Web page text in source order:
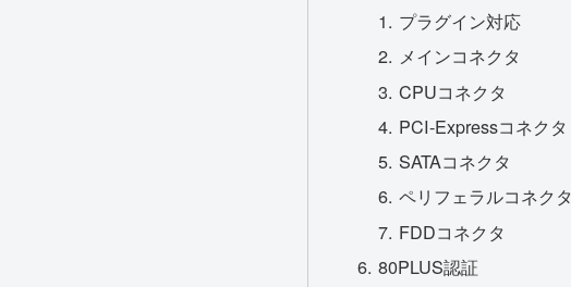
プラグイン対応
メインコネクタ
CPUコネクタ
PCI-Expressコネクタ
SATAコネクタ
ペリフェラルコネクタ
FDDコネクタ
80PLUS認証